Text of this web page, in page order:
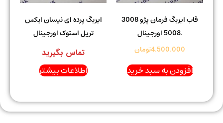
قاب ایربگ فرمان پژو 3008
4.500.000تومان
افزودن به سبد خرید
ایربگ پرده ای نیسان ایکس
تریل استوک اورجینال
تماس بگیرید
اطلاعات بیشتر